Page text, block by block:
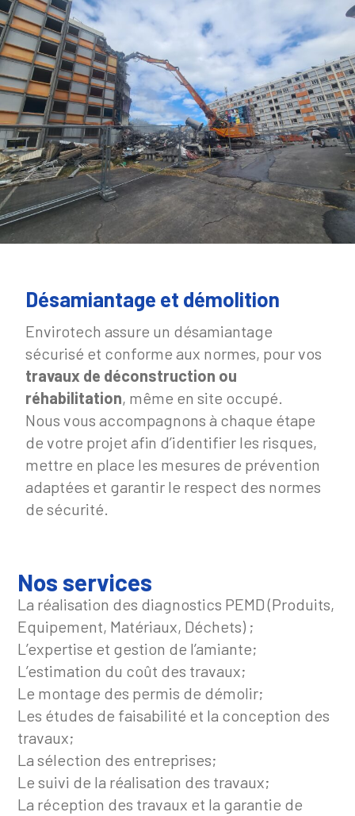
Désamiantage et démolition
Envirotech assure un désamiantage
sécurisé et conforme aux normes, pour vos
travaux de déconstruction ou
réhabilitation, même en site occupé.
Nous vous accompagnons à chaque étape
de votre projet afin d’identifier les risques,
mettre en place les mesures de prévention
adaptées et garantir le respect des normes
de sécurité.
Nos services
La réalisation des diagnostics PEMD (Produits,
Equipement, Matériaux, Déchets) ;
L’expertise et gestion de l’amiante;
L’estimation du coût des travaux;
Le montage des permis de démolir;
Les études de faisabilité et la conception des
travaux;
La sélection des entreprises;
Le suivi de la réalisation des travaux;
La réception des travaux et la garantie de